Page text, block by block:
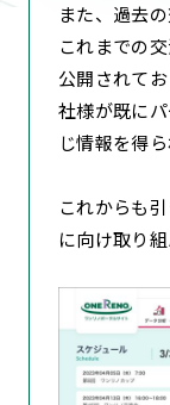
また、過去
これまでの
公開されて
社様が既に
じ情報を得
これからも
に向け取り組